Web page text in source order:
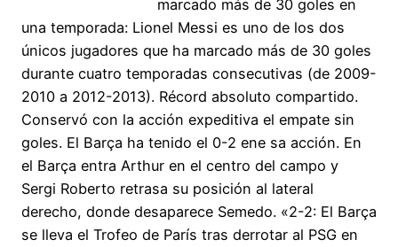
marcado más de 30 goles en
una temporada: Lionel Messi es uno de los dos
únicos jugadores que ha marcado más de 30 goles
durante cuatro temporadas consecutivas (de 2009-
2010 a 2012-2013). Récord absoluto compartido.
Conservó con la acción expeditiva el empate sin
goles. El Barça ha tenido el 0-2 ene sa acción. En
el Barça entra Arthur en el centro del campo y
Sergi Roberto retrasa su posición al lateral
derecho, donde desaparece Semedo. «2-2: El Barça
se lleva el Trofeo de París tras derrotar al PSG en